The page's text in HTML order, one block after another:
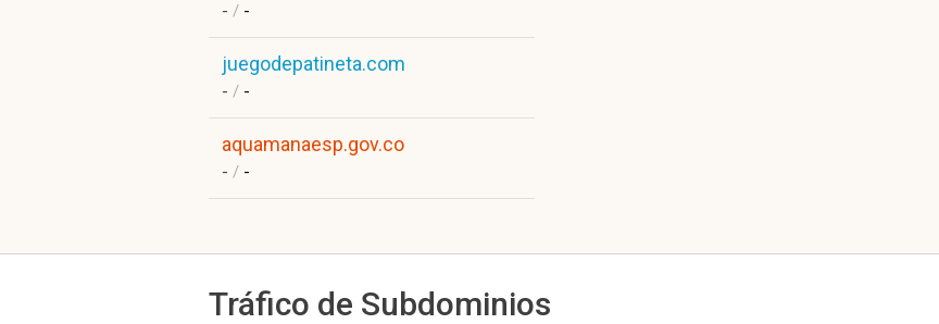
- / -
juegodepatineta.com
- / -
aquamanaesp.gov.co
- / -
Tráfico de Subdominios